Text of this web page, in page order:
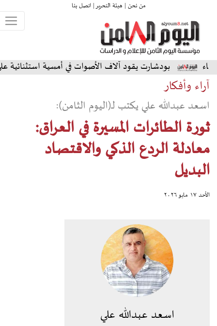
من نحن | هيئة التحرير |اتصل بنا
يقود آلاف الأصوات في أمسية استثنائية على المسرح
آراء وأفكار
اسعد عبدالله علي يكتب لـ(اليوم الثامن):
ثورة الطائرات المسيرة في العراق:
معادلة الردع الذكي والاقتصاد
البديل
الأحد ١٧ مايو ٢٠٢٦
اسعد عبدالله علي